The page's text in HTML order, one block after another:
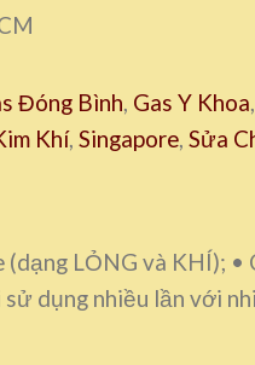
Đóng Bình Gas Y Khoa
Khí, Singapore Sửa
LỎNG và KHÍ); •
sử dụng nhiều lần với